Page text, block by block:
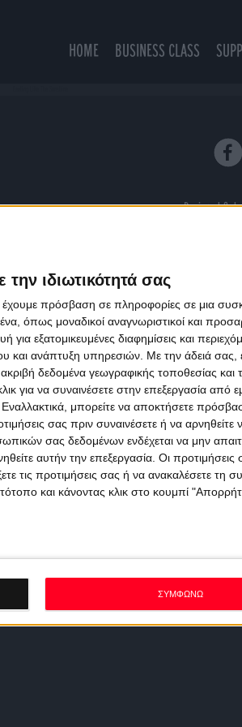
την ιδιωτικότητά σας
έχουμε πρόσβαση σε πληροφορίες σε μια
όπως μοναδικοί αναγνωριστικοί και
εξατομικευμένες διαφημίσεις και
και ανάπτυξη υπηρεσιών. Με την άδειά σας,
δεδομένα γεωγραφικής τοποθεσίας και
για να συναινέσετε στην επεξεργασία από
μπορείτε να αποκτήσετε
σας πριν συναινέσετε ή να αρνηθείτε
σας δεδομένων ενδέχεται να μην
αυτήν την επεξεργασία. Οι
τις προτιμήσεις σας ή να ανακαλέσετε τη
και κάνοντας κλικ στο κουμπί
ΣΥΜΦΩΝΩ
HOME BUSINESS CLASS
Designed &